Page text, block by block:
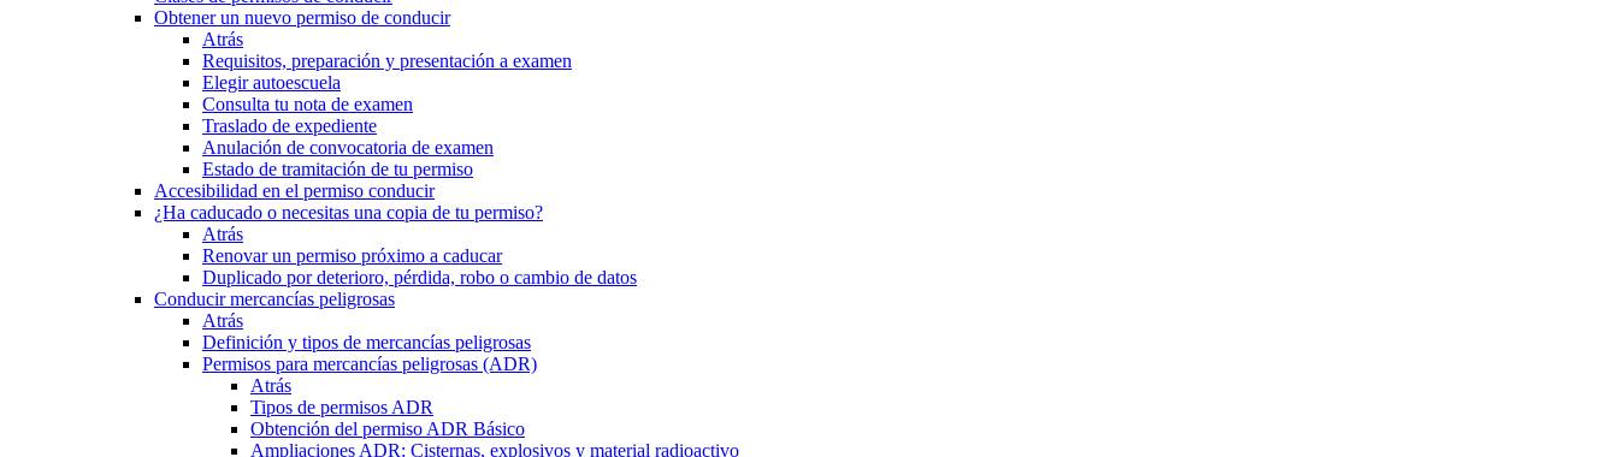
Obtener un nuevo permiso de conducir
Atrás
Requisitos, preparación y presentación a examen
Elegir autoescuela
Consulta tu nota de examen
Traslado de expediente
Anulación de convocatoria de examen
Estado de tramitación de tu permiso
Accesibilidad en el permiso conducir
¿Ha caducado o necesitas una copia de tu permiso?
Atrás
Renovar un permiso próximo a caducar
Duplicado por deterioro, pérdida, robo o cambio de datos
Conducir mercancías peligrosas
Atrás
Definición y tipos de mercancías peligrosas
Permisos para mercancías peligrosas (ADR)
Atrás
Tipos de permisos ADR
Obtención del permiso ADR Básico
Ampliaciones ADR: Cisternas, explosivos y material radioactivo